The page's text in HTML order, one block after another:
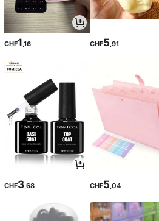
CHF1,16 CHF5,91
CHF3 ,68 CHF5 ,04